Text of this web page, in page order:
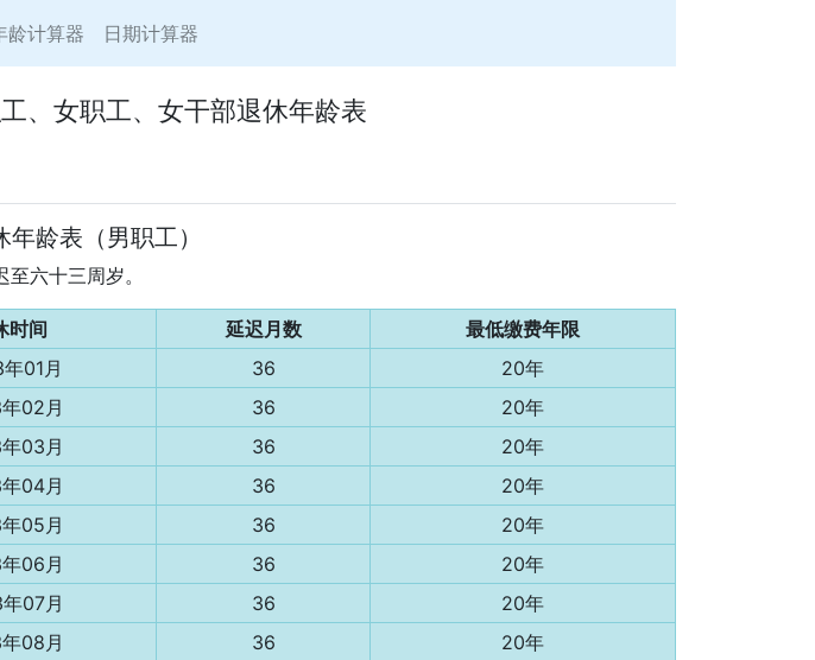
龄计算器 日期计算器
、女职工、女干部退休年龄表
龄表（男职工）
六十三周岁。
时间 延迟月数
最低缴费年限
01月 36
20年
02月 36
20年
03月 36
20年
04月 36
20年
05月 36
20年
06月 36
20年
07月 36
20年
08月 36
20年